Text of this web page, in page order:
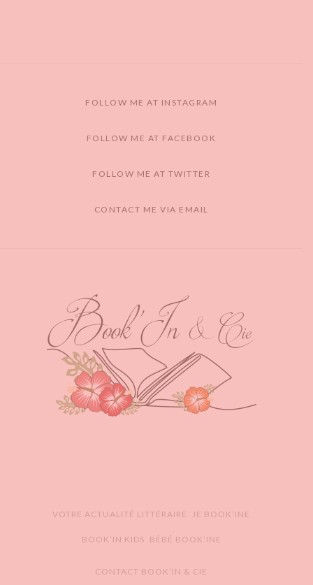
FOLLOW ME AT INSTAGRAM
FOLLOW ME AT FACEBOOK
FOLLOW ME AT TWITTER
CONTACT ME VIA EMAIL
VOTRE ACTUALITÉ LITTÉRAIRE JE BOOK’INE
BOOK’IN KIDS BÉBÉ BOOK’INE
CONTACT BOOK’IN & CIE